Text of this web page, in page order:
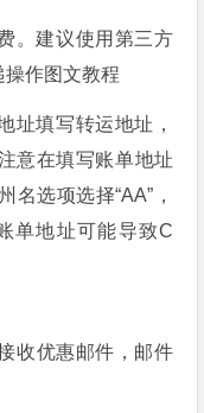
。建议使用第三方
作图文教程
址填写转运地址，
意在填写账单地址
选项选择“AA”，
单地址可能导致C
收优惠邮件，邮件